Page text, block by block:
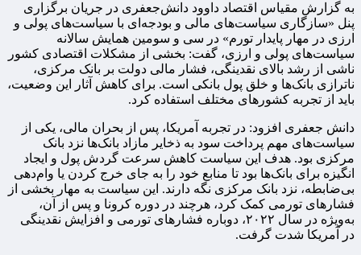
به گزارش مقیاس اقتصاد داوود دانش‌جعفری در جریان برگزاری
پنل «سازگاری سیاست‌های مالی و بودجه‌ای با سیاست‌های پولی و
ارزی در مهار پایدار تورم» در سی و سومین همایش سالانه
سیاست‌های پولی و ارزی، گفت: بخشی از مشکلات اقتصادی کشور
ناشی از رشد بالای نقدینگی، فشار مالی دولت بر بانک مرکزی،
ناترازی بانک‌ها و خلق پول بانکی است. برای کاهش آثار این وضعیت،
باید از تجربه کشورهای مختلف استفاده کرد.
دانش جعفری افزود: در تجربه آمریکا، پس از بحران مالی، یکی از
سیاست‌های مهم پرداخت سود به ذخایر مازاد بانک‌ها نزد بانک
مرکزی بود. هدف این سیاست کاهش سرعت گردش پول و ایجاد
انگیزه برای بانک‌ها بود تا منابع خود را به جای خرج کردن یا وام‌دهی
بی‌ضابطه، نزد بانک مرکزی نگه دارند. این سیاست به مهار بخشی از
فشارهای تورمی کمک کرد، هرچند در دوره کرونا و پس از آن،
به‌ویژه در سال ۲۰۲۲، دوباره فشارهای تورمی و افزایش نقدینگی
در آمریکا شدت گرفت.